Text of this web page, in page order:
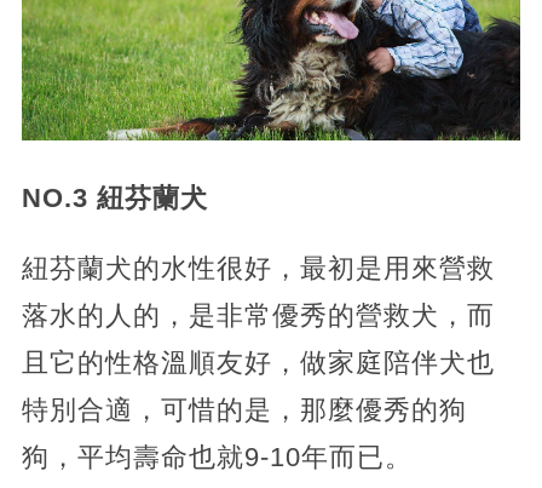
NO.3 紐芬蘭犬
紐芬蘭犬的水性很好，最初是用來營救
落水的人的，是非常優秀的營救犬，而
且它的性格溫順友好，做家庭陪伴犬也
特別合適，可惜的是，那麼優秀的狗
狗，平均壽命也就9-10年而已。